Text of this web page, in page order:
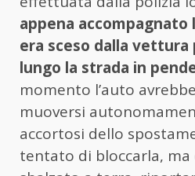
appena accompagnato
era sceso dalla vettura
lungo la strada in
momento l’auto
muoversi
accortosi dello
tentato di bloccarla,